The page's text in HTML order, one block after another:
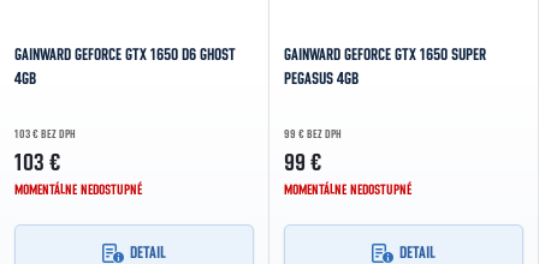
GAINWARD GEFORCE GTX 1650 D6 GHOST
4GB
103 € BEZ DPH
103 €
MOMENTÁLNE NEDOSTUPNÉ
DETAIL
GAINWARD GEFORCE GTX 1650 SUPER
PEGASUS 4GB
99 € BEZ DPH
99 €
MOMENTÁLNE NEDOSTUPNÉ
DETAIL